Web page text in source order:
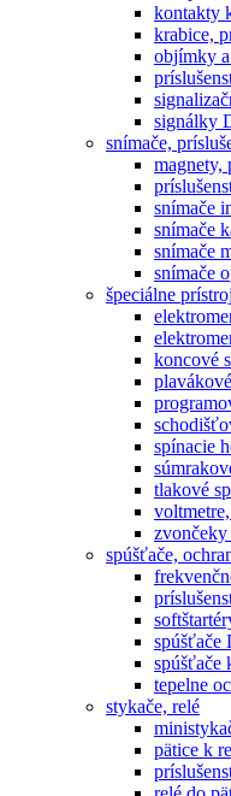
kontakty
krabice,
objímky
signálky
snímače,
magnety,
snímače
snímače
snímače
snímače
špeciálne
koncové
spínacie
tlakové
spúšťače,
spúšťače
spúšťače
tepelne
stykače, relé
pätice k